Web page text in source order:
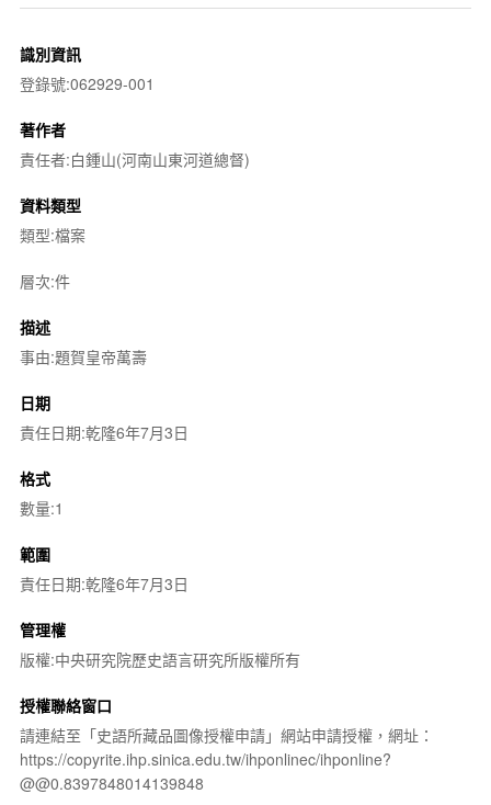
識別資訊
登錄號:062929-001
著作者
責任者:白鍾山(河南山東河道總督)
資料類型
類型:檔案
層次:件
描述
事由:題賀皇帝萬壽
日期
責任日期:乾隆6年7月3日
格式
數量:1
範圍
責任日期:乾隆6年7月3日
管理權
版權:中央研究院歷史語言研究所版權所有
授權聯絡窗口
請連結至「史語所藏品圖像授權申請」網站申請授權，網址：
https://copyrite.ihp.sinica.edu.tw/ihponlinec/ihponline?
@@0.8397848014139848